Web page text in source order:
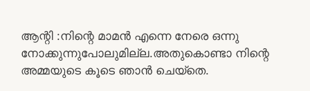
ആന്റി :നിന്റെ മാമൻ എന്നെ നേരെ ഒന്നു
നോക്കുന്നുപോലുമില്ല.അതുകൊണ്ടാ നിന്റെ
അമ്മയുടെ കൂടെ ഞാൻ ചെയ്തെ.